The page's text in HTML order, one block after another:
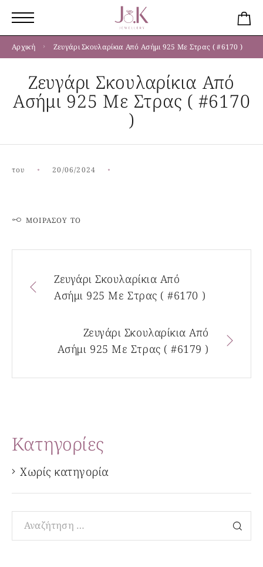
Αρχική Ζευγάρι Σκουλαρίκια Από Ασήμι 925 Με Στρας ( #6170 )
Ζευγάρι Σκουλαρίκια Από
Ασήμι 925 Με Στρας ( #6170
)
του 20/06/2024
ΜΟΙΡΆΣΟΥ ΤΟ
Ζευγάρι Σκουλαρίκια Από
Ασήμι 925 Με Στρας ( #6170 )
Ζευγάρι Σκουλαρίκια Από
Ασήμι 925 Με Στρας ( #6179 )
Kατηγορίες
Χωρίς κατηγορία